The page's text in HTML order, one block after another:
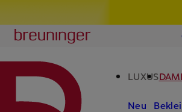
Breuninger
LUXUS
Neu